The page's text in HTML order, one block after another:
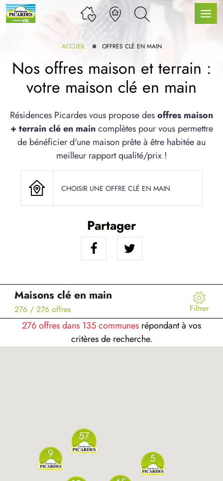
GAMME
SERVICE BDL EXTENSION
ARTICLES
ACCUEIL OFFRES CLÉ EN MAIN
Nos offres maison et terrain :
votre maison clé en main
Résidences Picardes vous propose desoffres maison
+ terrain clé en maincomplètes pour vous permettre
de bénéficier d'une maison prête à être habitée au
meilleur rapport qualité/prix !
CHOISIR UNE OFFRE CLÉ EN MAIN
Partager
Maisons clé en main
276 / 276 offres Filtrer
276 offres dans 135 communes répondant à vos
critères de recherche.
9
57
5